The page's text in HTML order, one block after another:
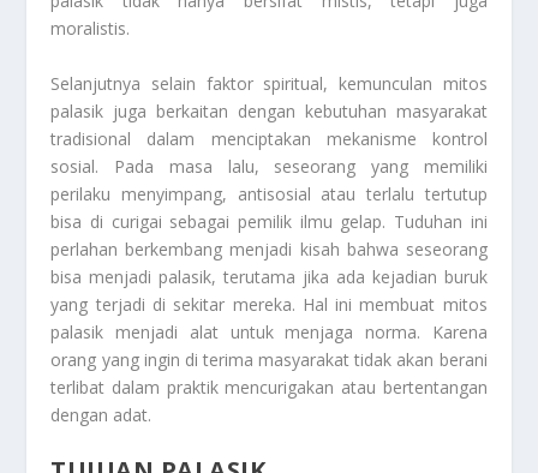
moralistis.
Selanjutnya selain faktor spiritual, kemunculan mitos
palasik juga berkaitan dengan kebutuhan masyarakat
tradisional dalam menciptakan mekanisme kontrol
sosial. Pada masa lalu, seseorang yang memiliki
perilaku menyimpang, antisosial atau terlalu tertutup
bisa di curigai sebagai pemilik ilmu gelap. Tuduhan ini
perlahan berkembang menjadi kisah bahwa seseorang
bisa menjadi palasik, terutama jika ada kejadian buruk
yang terjadi di sekitar mereka. Hal ini membuat mitos
palasik menjadi alat untuk menjaga norma. Karena
orang yang ingin di terima masyarakat tidak akan berani
terlibat dalam praktik mencurigakan atau bertentangan
dengan adat.